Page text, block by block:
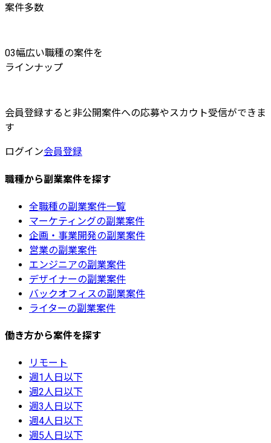
案件多数
03幅広い職種の案件を
ラインナップ
会員登録すると非公開案件への応募やスカウト受信ができま
す
ログイン会員登録
職種から副業案件を探す
全職種の副業案件一覧
マーケティングの副業案件
企画・事業開発の副業案件
営業の副業案件
エンジニアの副業案件
デザイナーの副業案件
バックオフィスの副業案件
ライターの副業案件
働き方から案件を探す
リモート
週1人日以下
週2人日以下
週3人日以下
週4人日以下
週5人日以下